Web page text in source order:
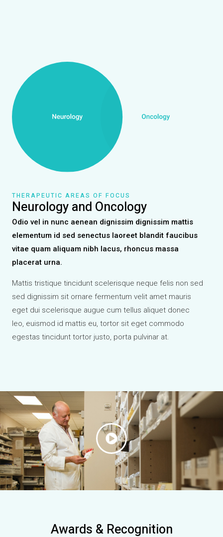
THERAPEUTIC AREAS OF FOCUS
Neurology and Oncology
Odio vel in nunc aenean dignissim dignissim mattis
elementum id sed senectus laoreet blandit faucibus
vitae quam aliquam nibh lacus, rhoncus massa
placerat urna.
Mattis tristique tincidunt scelerisque neque felis non sed
sed dignissim sit ornare fermentum velit amet mauris
eget dui scelerisque augue cum tellus aliquet donec
leo, euismod id mattis eu, tortor sit eget commodo
egestas tincidunt tortor justo, porta pulvinar at.
Awards & Recognition